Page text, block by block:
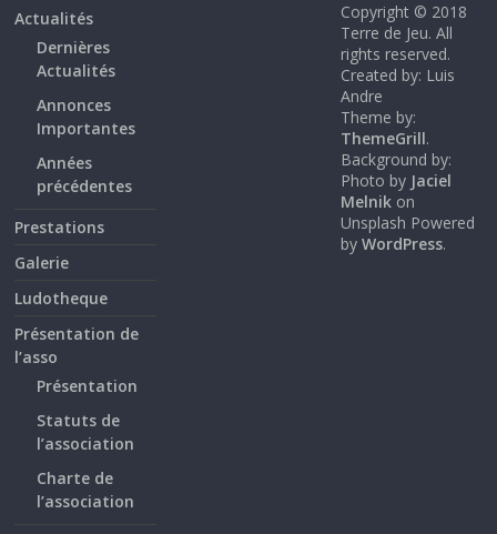
Actualités
Dernières
Actualités
Annonces
Importantes
Années
précédentes
Prestations
Galerie
Ludotheque
Présentation de
l’asso
Présentation
Statuts de
l’association
Charte de
l’association
Copyright © 2018
Terre de Jeu. All
rights reserved.
Created by: Luis
Andre
Theme by:
ThemeGrill.
Background by:
Photo by Jaciel
Melnikon
Unsplash Powered
by WordPress.